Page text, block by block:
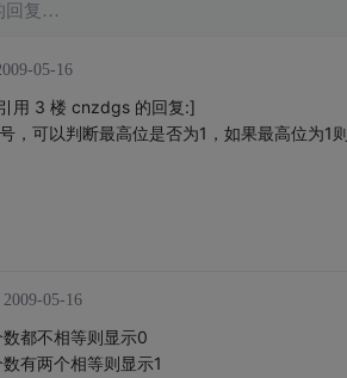
回复…
05-16
用 3 楼 cnzdgs 的回复:]
，可以判断最高位是否为1，如果最高位为
2009-05-16
都不相等则显示0
有两个相等则显示1